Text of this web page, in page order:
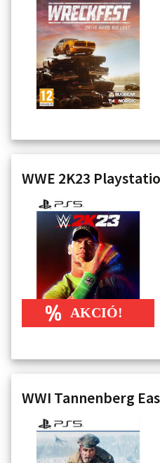
WWE 2K23
WWI Tannenberg